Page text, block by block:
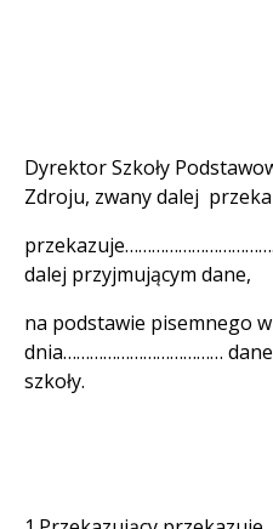
Dyrektor Szkoły
Zdroju, zwany dalej
dalej przyjmującym dane,
na podstawie pisemnego
dnia………………………………
szkoły.